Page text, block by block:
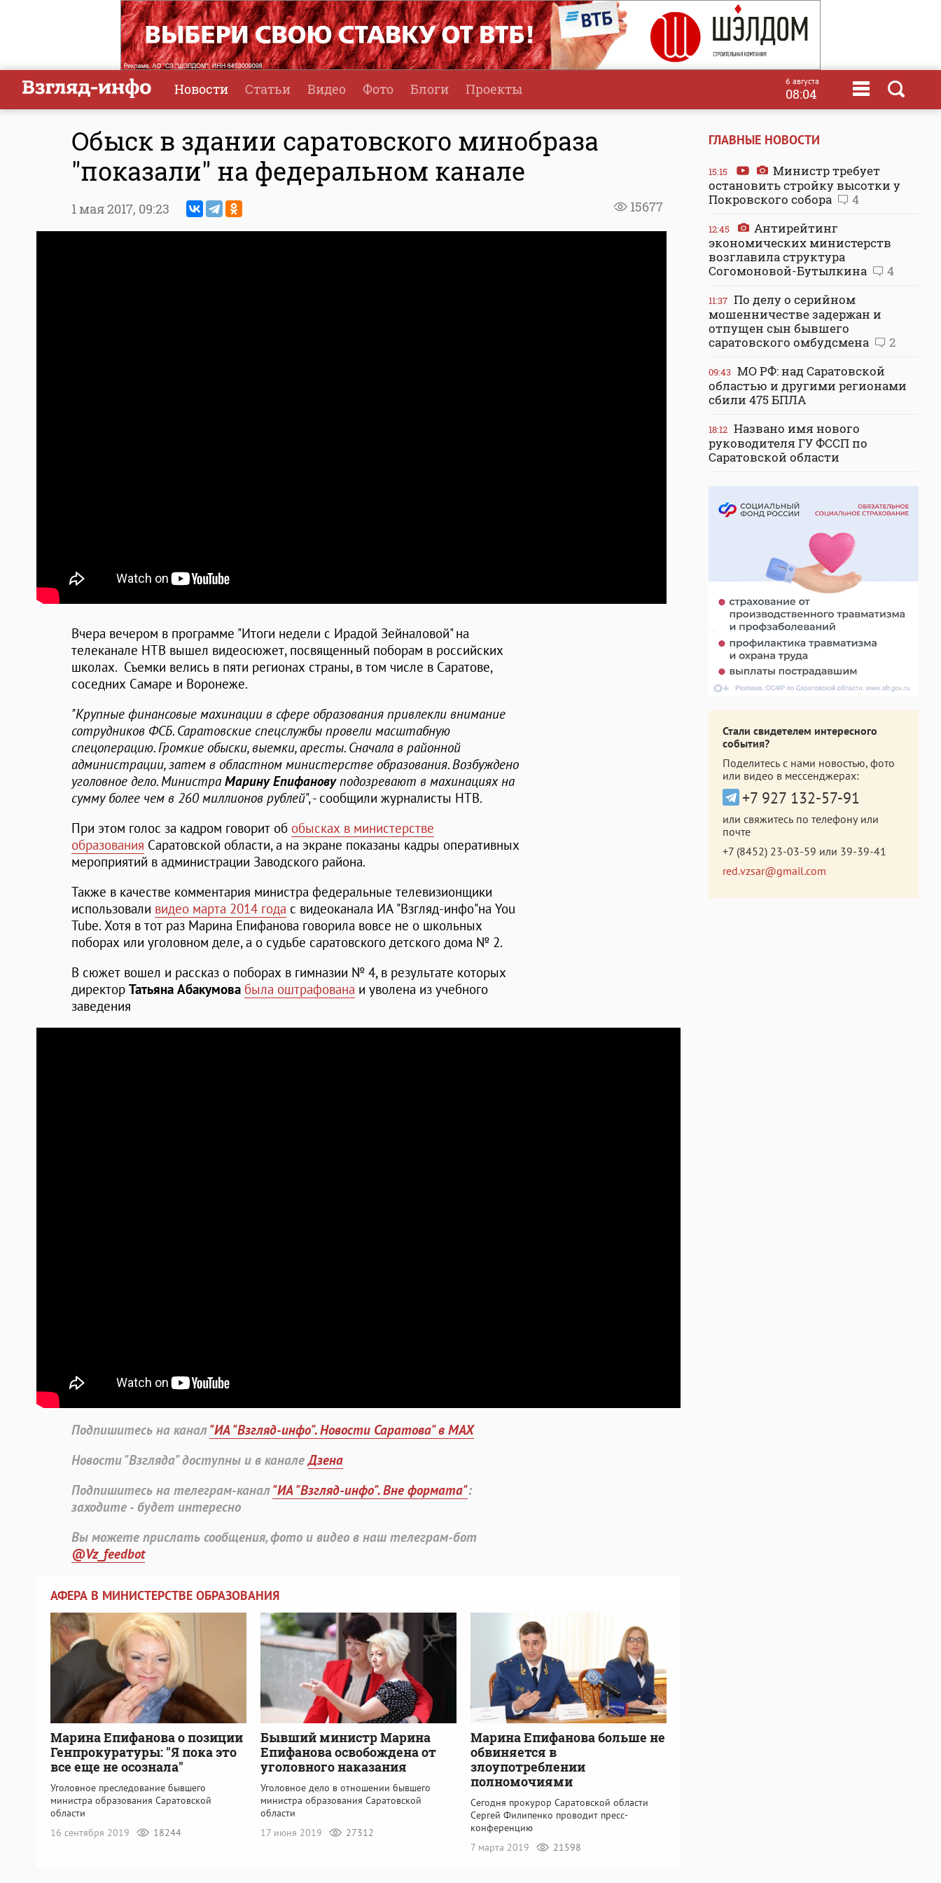
Новости Статьи Видео Фото Блоги Проекты 6 августа
08:04
Обыск в здании саратовского минобраза
"показали" на федеральном канале
15677
1 мая 2017, 09:23
Вчера вечером в программе "Итоги недели с Ирадой Зейналовой" на
телеканале НТВ вышел видеосюжет, посвященный поборам в российских
школах. Съемки велись в пяти регионах страны, в том числе в Саратове,
соседних Самаре и Воронеже.
"Крупные финансовые махинации в сфере образования привлекли внимание
сотрудников ФСБ. Саратовские спецслужбы провели масштабную
спецоперацию. Громкие обыски, выемки, аресты. Сначала в районной
администрации, затем в областном министерстве образования. Возбуждено
уголовное дело. Министра Марину Епифановуподозревают в махинациях на
сумму более чем в 260 миллионов рублей", - сообщили журналисты НТВ.
При этом голос за кадром говорит об обысках в министерстве
образования Саратовской области, а на экране показаны кадры оперативных
мероприятий в администрации Заводского района.
Также в качестве комментария министра федеральные телевизионщики
использовали видео марта 2014 года с видеоканала ИА "Взгляд-инфо"на You
Tube. Хотя в тот раз Марина Епифанова говорила вовсе не о школьных
поборах или уголовном деле, а о судьбе саратовского детского дома № 2.
В сюжет вошел и рассказ о поборах в гимназии № 4, в результате которых
директор Татьяна Абакумова была оштрафована и уволена из учебного
заведения
Подпишитесь на канал"ИА "Взгляд-инфо". Новости Саратова" в MAX
Новости "Взгляда" доступны и в каналеДзена
Подпишитесь на телеграм-канал"ИА "Взгляд-инфо". Вне формата":
заходите - будет интересно
Вы можете прислать сообщения, фото и видео в наш телеграм-бот
@Vz_feedbot
АФЕРА В МИНИСТЕРСТВЕ ОБРАЗОВАНИЯ
Марина Епифанова о позиции
Генпрокуратуры: "Я пока это
все еще не осознала"
Уголовное преследование бывшего
министра образования Саратовской
области
16 сентября 2019
18244
Бывший министр Марина
Епифанова освобождена от
уголовного наказания
Уголовное дело в отношении бывшего
министра образования Саратовской
области
17 июня 2019
27312
Марина Епифанова больше не
обвиняется в
злоупотреблении
полномочиями
Сегодня прокурор Саратовской области
Сергей Филипенко проводит пресс-
конференцию
7 марта 2019
21598
ГЛАВНЫЕ НОВОСТИ
15:15
Министр требует
остановить стройку высотки у
Покровского собора
4
12:45
Антирейтинг
экономических министерств
возглавила структура
Согомоновой-Бутылкина
4
11:37 По делу о серийном
мошенничестве задержан и
отпущен сын бывшего
саратовского омбудсмена
2
09:43 МО РФ: над Саратовской
областью и другими регионами
сбили 475 БПЛА
18:12 Названо имя нового
руководителя ГУ ФССП по
Саратовской области
Стали свидетелем интересного
события?
Поделитесь с нами новостью, фото
или видео в мессенджерах:
+7 927 132-57-91
или свяжитесь по телефону или
почте
+7 (8452) 23-03-59 или 39-39-41
red.vzsar@gmail.com